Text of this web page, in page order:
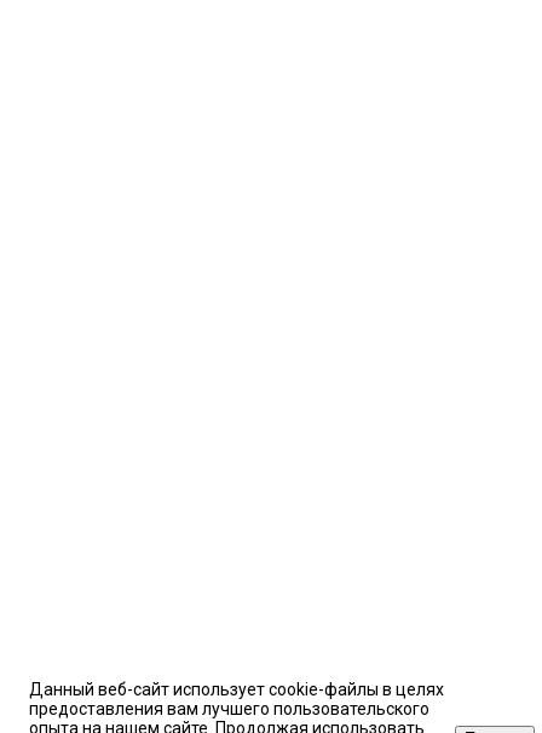
Данный веб-сайт использует cookie-файлы в целях
предоставления вам лучшего пользовательского
опыта на нашем сайте. Продолжая использовать